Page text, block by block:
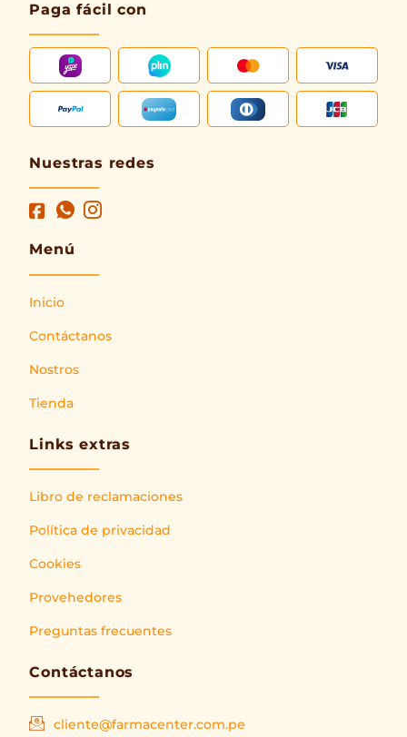
Paga fácil con
Nuestras redes
Menú
Inicio
Contáctanos
Nostros
Tienda
Links extras
Libro de reclamaciones
Política de privacidad
Cookies
Provehedores
Preguntas frecuentes
Contáctanos
cliente@farmacenter.com.pe